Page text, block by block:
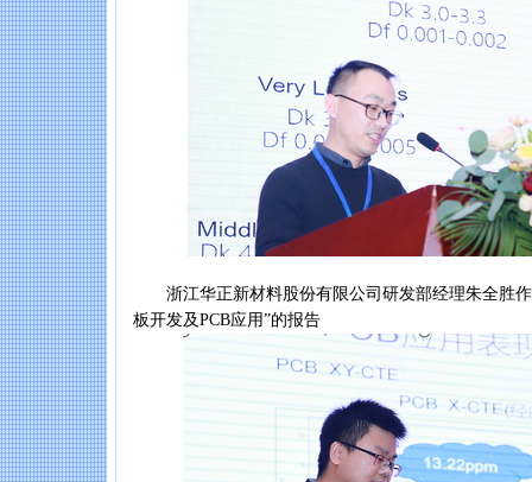
浙江华正新材料股份有限公司研发部经理朱全胜作
板开发及PCB应用”的报告